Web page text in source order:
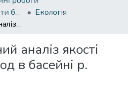
Кваліфікаційні роботи бакалаврів
Екологія
Ретроспективний аналіз якості поверхневих вод в басейні р. Трубіж
аналіз якості
в басейні р.